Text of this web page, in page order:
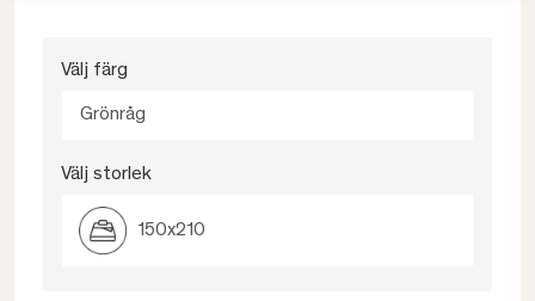
Välj färg
Grönråg
Välj storlek
150x210